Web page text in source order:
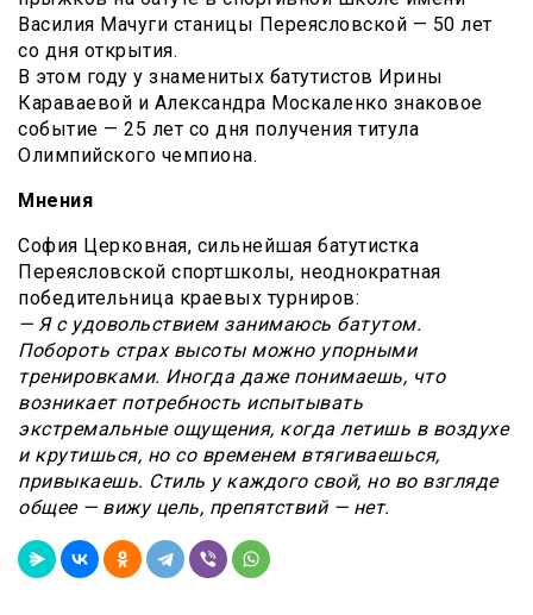
Василия Мачуги станицы Переясловской — 50 лет
со дня открытия.
В этом году у знаменитых батутистов Ирины
Караваевой и Александра Москаленко знаковое
событие — 25 лет со дня получения титула
Олимпийского чемпиона.
Мнения
София Церковная, сильнейшая батутистка
Переясловской спортшколы, неоднократная
победительница краевых турниров:
— Я с удовольствием занимаюсь батутом.
Побороть страх высоты можно упорными
тренировками. Иногда даже понимаешь, что
возникает потребность испытывать
экстремальные ощущения, когда летишь в воздухе
и крутишься, но со временем втягиваешься,
привыкаешь. Стиль у каждого свой, но во взгляде
общее — вижу цель, препятствий — нет.